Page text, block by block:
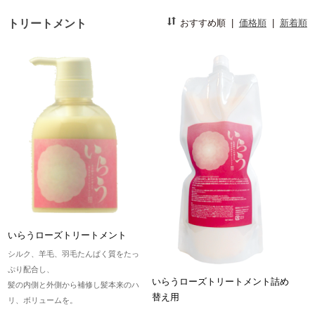
トリートメント おすすめ順| 価格順| 新着順
いらうローズトリートメント
シルク、羊毛、羽毛たんぱく質をたっ
ぷり配合し、
髪の内側と外側から補修し髪本来のハ
リ、ボリュームを。
いらうローズトリートメント詰め
替え用